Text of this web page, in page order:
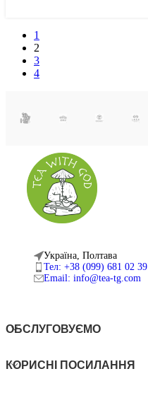
1
2
3
4
Україна, Полтава
Тел: +38 (099) 681 02 39
Email: info@tea-tg.com
ОБСЛУГОВУЄМО
КОРИСНІ ПОСИЛАННЯ